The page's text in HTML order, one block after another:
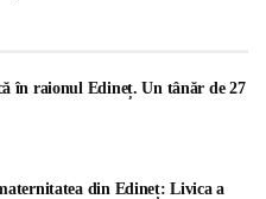
în raionul Edineț. Un tânăr de 27
din Edineț: Livica a